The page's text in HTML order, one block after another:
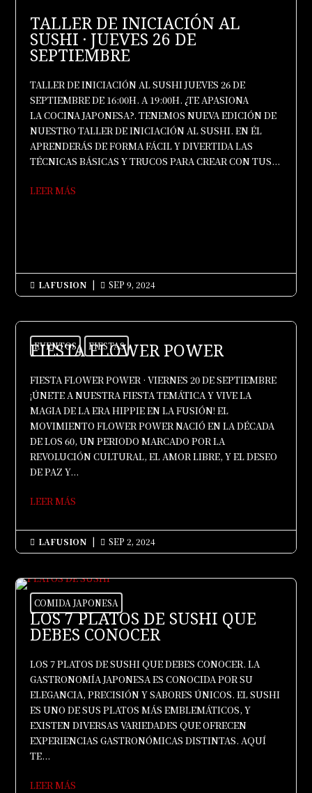
TALLER DE INICIACIÓN AL
SUSHI · JUEVES 26 DE
SEPTIEMBRE
TALLER DE INICIACIÓN AL SUSHI JUEVES 26 DE
SEPTIEMBRE DE 16:00H. A 19:00H. ¿TE APASIONA
LA COCINA JAPONESA?. TENEMOS NUEVA EDICIÓN DE
NUESTRO TALLER DE INICIACIÓN AL SUSHI. EN ÉL
APRENDERÁS DE FORMA FÁCIL Y DIVERTIDA LAS
TÉCNICAS BÁSICAS Y TRUCOS PARA CREAR CON TUS...
LEER MÁS
 LAFUSION |  SEP 9, 2024
EVENTOS FIESTAS
FIESTA FLOWER POWER
FIESTA FLOWER POWER · VIERNES 20 DE SEPTIEMBRE
¡ÚNETE A NUESTRA FIESTA TEMÁTICA Y VIVE LA
MAGIA DE LA ERA HIPPIE EN LA FUSIÓN! EL
MOVIMIENTO FLOWER POWER NACIÓ EN LA DÉCADA
DE LOS 60, UN PERIODO MARCADO POR LA
REVOLUCIÓN CULTURAL, EL AMOR LIBRE, Y EL DESEO
DE PAZ Y...
LEER MÁS
 LAFUSION |  SEP 2, 2024
COMIDA JAPONESA
LOS 7 PLATOS DE SUSHI QUE
DEBES CONOCER
LOS 7 PLATOS DE SUSHI QUE DEBES CONOCER. LA
GASTRONOMÍA JAPONESA ES CONOCIDA POR SU
ELEGANCIA, PRECISIÓN Y SABORES ÚNICOS. EL SUSHI
ES UNO DE SUS PLATOS MÁS EMBLEMÁTICOS, Y
EXISTEN DIVERSAS VARIEDADES QUE OFRECEN
EXPERIENCIAS GASTRONÓMICAS DISTINTAS. AQUÍ
TE...
LEER MÁS